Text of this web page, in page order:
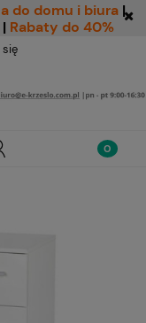
do domu i biura |
| Rabaty do 40%
się